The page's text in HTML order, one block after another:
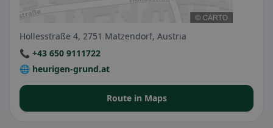
Höllesstraße 4, 2751 Matzendorf, Austria
📞 +43 650 9111722
🌐 heurigen-grund.at
Route in Maps